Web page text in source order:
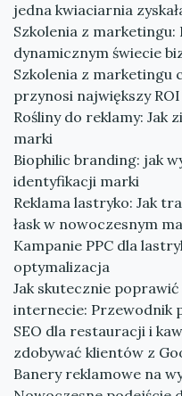
jedna kwiaciarnia
Szkolenia z marketingu:
dynamicznym świecie
Szkolenia z marketingu
przynosi największy ROI
Rośliny do reklamy: Jak
marki
Biophilic branding: jak
identyfikacji marki
Reklama lastryko: Jak
łask w nowoczesnym
Kampanie PPC dla
optymalizacja
Jak skutecznie
internecie: Przewodnik
SEO dla restauracji i
zdobywać klientów z
Banery reklamowe na